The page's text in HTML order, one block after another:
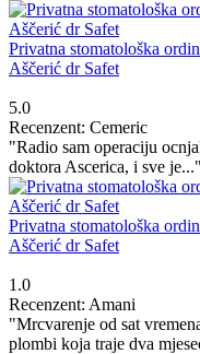
Privatna stomatološka
Aščerić dr Safet
5.0
Recenzent: Cemeric
"Radio sam operaciju
doktora Ascerica, i sve je..."
Privatna stomatološka
Aščerić dr Safet
1.0
Recenzent: Amani
"Mrcvarenje od sat
plombi koja traje dva